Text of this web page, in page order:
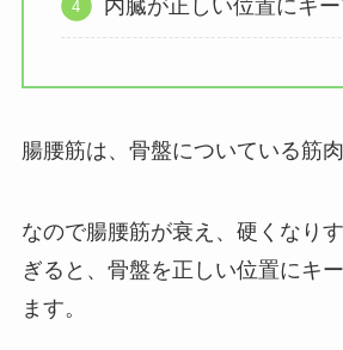
内臓が正しい位置にキ
腸腰筋は、骨盤についている筋肉
なので腸腰筋が衰え、硬くなり
ぎると、骨盤を正しい位置にキ
ます。